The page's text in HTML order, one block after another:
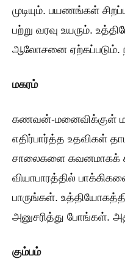
முடியும். பயணங்கள்
பற்று வரவு உயரும்.
ஆலோசனை ஏற்கப்படும்.
மகரம்
கணவன்-மனைவிக்குள்
எதிர்பார்த்த உதவிகள்
சாலைகளை கவனமாகக்
வியாபாரத்தில்
பாருங்கள்.
அனுசரித்து போங்கள்.
கும்பம்